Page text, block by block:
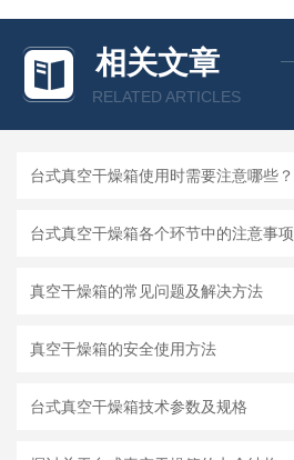
相关文章
RELATED ARTICLES
台式真空干燥箱使用时需要注意哪些？
台式真空干燥箱各个环节中的注意事项
真空干燥箱的常见问题及解决方法
真空干燥箱的安全使用方法
台式真空干燥箱技术参数及规格